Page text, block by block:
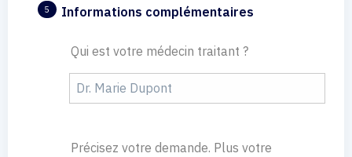
5 Informations complémentaires
Qui est votre médecin traitant ?
Précisez votre demande. Plus votre